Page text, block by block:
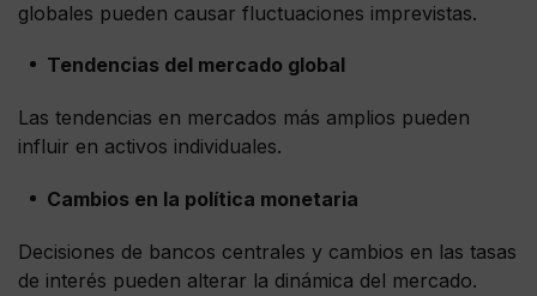
globales pueden causar fluctuaciones imprevistas.
Tendencias del mercado global
Las tendencias en mercados más amplios pueden
influir en activos individuales.
Cambios en la política monetaria
Decisiones de bancos centrales y cambios en las tasas
de interés pueden alterar la dinámica del mercado.